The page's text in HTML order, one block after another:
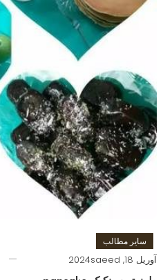
سایر مطالب
آوریل 18, 2024 saeed